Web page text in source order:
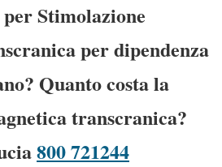
Stimolazione
per dipendenza
Quanto costa la
transcranica?
800 721244